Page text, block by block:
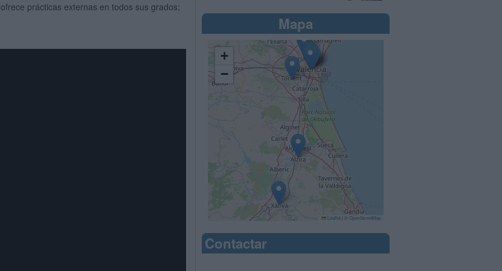
prácticas externas en todos sus grados;
Mapa
+
−
Leaflet © OpenStreetMap
Contactar